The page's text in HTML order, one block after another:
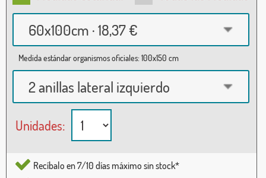
60x100cm · 18,37 €
Medida estándar organismos oficiales: 100x150 cm
2 anillas lateral izquierdo
Unidades:
Recíbalo en 7/10 días máximo sin stock*